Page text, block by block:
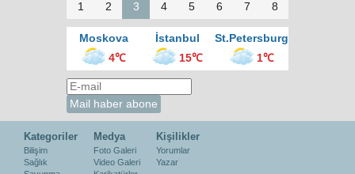
1 2 3 4 5 6 7 8
Moskova İstanbul
St.Petersburg
4℃
15℃ 1℃
Kategoriler
Bilişim
Sağlık
Medya
Foto Galeri
Video Galeri
Kişilikler
Yorumlar
Yazar